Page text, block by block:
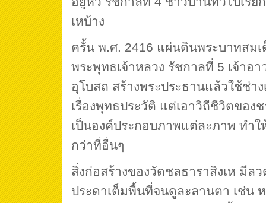
เหบ้าง
ครั้น พ.ศ. 2416 แผ่นดินพระบาทสมเ
พระพุทธเจ้าหลวง รัชกาลที่ 5 เจ้าอ
อุโบสถ สร้างพระประธานแล้วใช้ช่า
เรื่องพุทธประวัติ แต่เอาวิถีชีวิตของ
เป็นองค์ประกอบภาพแต่ละภาพ ทำ
กว่าที่อื่นๆ
สิ่งก่อสร้างของวัดชลธาราสิงเห มีล
ประดาเต็มพื้นที่จนดูละลานตา เช่น